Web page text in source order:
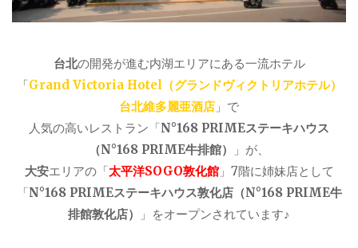
台北の開発が進む内湖エリアにある一流ホテル
「Grand Victoria Hotel（グランドヴィクトリアホテル）
台北維多麗亜酒店 」で
人気の高いレストラン「N°168 PRIMEステーキハウス
（N°168 PRIME牛排館）
」が、
大安エリアの「太平洋SOGO敦化館」7階に姉妹店として
「N°168 PRIMEステーキハウス敦化店（N°168 PRIME牛
排館敦化店）
」をオープンされています♪